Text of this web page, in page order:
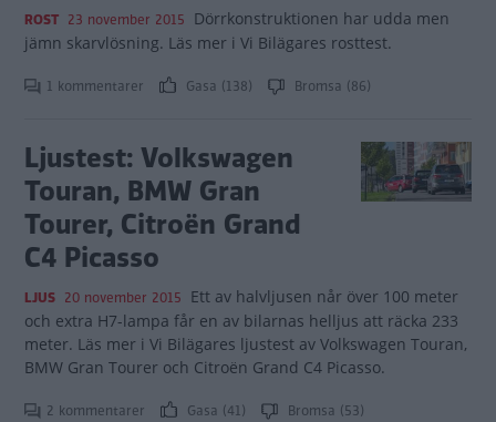
ROST 23 november 2015 Dörrkonstruktionen har udda men
jämn skarvlösning. Läs mer i Vi Bilägares rosttest.
1 kommentarer Gasa (138) Bromsa (86)
Ljustest: Volkswagen
Touran, BMW Gran
Tourer, Citroën Grand
C4 Picasso
LJUS 20 november 2015 Ett av halvljusen når över 100 meter
och extra H7-lampa får en av bilarnas helljus att räcka 233
meter. Läs mer i Vi Bilägares ljustest av Volkswagen Touran,
BMW Gran Tourer och Citroën Grand C4 Picasso.
2 kommentarer Gasa (41) Bromsa (53)